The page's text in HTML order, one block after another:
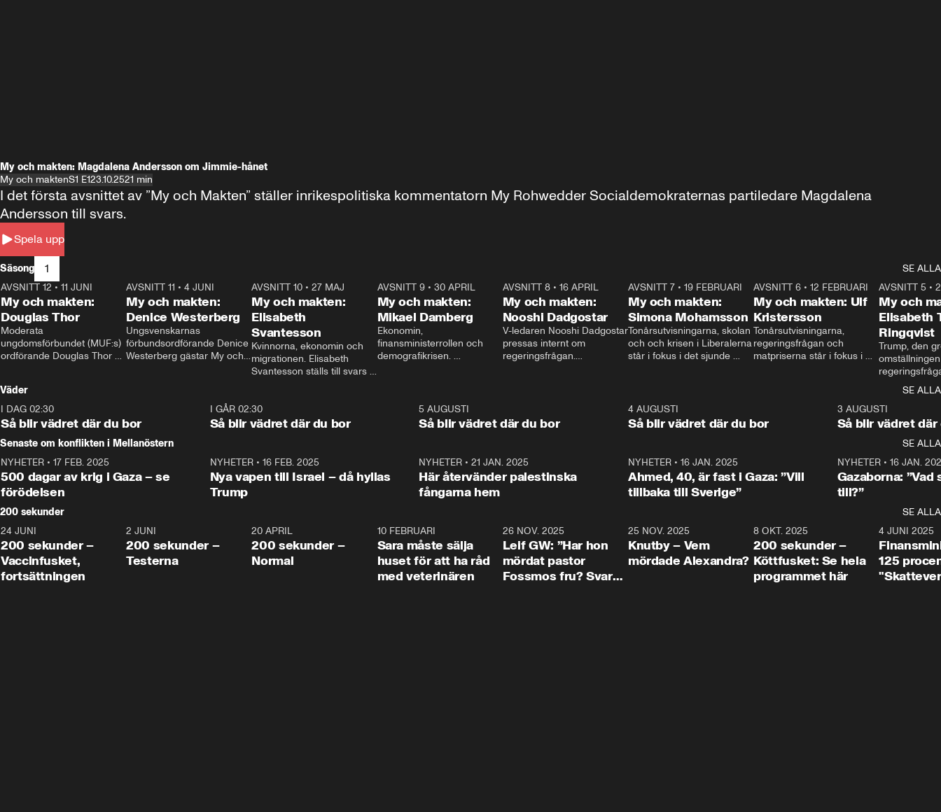
My och makten: Magdalena Andersson om Jimmie-hånet
My och maktenS1 E123.10.2521 min
Spela upp
I det första avsnittet av ”My och Makten” ställer inrikespolitiska kommentatorn My Rohwedder Socialdemokraternas partiledare Magdalena
Andersson till svars.
Säsong 1
SE ALLA
26:27
AVSNITT 12 • 11 JUNI
My och makten:
Douglas Thor
Moderata
ungdomsförbundet (MUF:s)
ordförande Douglas Thor
tonårsutvisningarna och hur
Moderaterna ska locka
väljare till valet i höst.
23:40
AVSNITT 11 •4 JUNI
My och makten:
Denice Westerberg
Ungsvenskarnas
förbundsordförande Denice
Westerberg gästar My och
AVSNITT 10 •27 MAJ
My och makten:
Elisabeth
Svantesson
Kvinnorna, ekonomin och
migrationen. Elisabeth
Svantesson ställs till svars
AVSNITT 9• 30 APRIL
My och makten:
Mikael Damberg
Ekonomin,
finansministerrollen och
demografikrisen.
och Makten.
AVSNITT 8• 16 APRIL
My och makten:
Nooshi Dadgostar
V-ledaren Nooshi Dadgostar
pressas internt om
regeringsfrågan.
– Vi ställer upp i val. Ska vi
vara med så sitter vi förstås
24:30
AVSNITT 7• 19 FEBRUARI
My och makten:
Simona Mohamsson
Tonårsutvisningarna, skolan
och och krisen i Liberalerna
står i fokus i det sjunde
kommentator My
Rohwedder ställer
utbildnings- och
Mohamsson till svars.
27:30
AVSNITT 6 •12 FEBRUARI
My och makten: Ulf
Kristersson
Tonårsutvisningarna,
regeringsfrågan och
matpriserna står i fokus i
Rohwedder ställer
statsminister Ulf Kristersson
AVSNITT 5 •
My och
Elisabeth
Ringqvist
Trump, den
centrum i
avsnittet av
Makten”. Se
Aftonbladets
Rohwedder
Thand Ring
Väder
SE ALLA
I DAG 02:30
Så blir vädret där du bor
1:06
I GÅR 02:30
Så blir vädret där du bor
5 AUGUSTI
Så blir vädret där du bor
4 AUGUSTI
Så blir vädret där du bor
3 AUGUSTI
Så blir vädret där
Senaste om konflikten i Mellanöstern
SE ALLA
NYHETER • 17 FEB. 2025
500 dagar av krig i Gaza – se
förödelsen
NYHETER• 16 FEB. 2025
Nya vapen till Israel – då hyllas
Trump
NYHETER •21 JAN. 2025
Här återvänder palestinska
fångarna hem
NYHETER• 16 JAN. 2025
Ahmed, 40, är fast i Gaza: ”Vill
tillbaka till Sverige”
NYHETER• 16 JAN.
Gazaborna:
till?”
200 sekunder
SE ALLA
5:00
24 JUNI
200 sekunder –
Vaccinfusket,
fortsättningen
4:23
2 JUNI
200 sekunder –
Testerna
20 APRIL
200 sekunder –
Normal
10 FEBRUARI
Sara måste sälja
huset för att ha råd
med veterinären
26 NOV. 2025
Leif GW: ”Har hon
mördat pastor
Fossmos fru? Svar
31:05
25 NOV. 2025
Knutby – Vem
mördade Alexandra?
4:29
8 OKT. 2025
200 sekunder –
Köttfusket: Se hela
programmet här
4 JUNI 2025
125